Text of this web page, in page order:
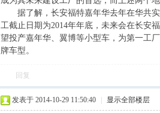
据了解，长安福特嘉年华去年在华共实
工截止日期为2014年年底，未来会在长安
望投产嘉年华、翼博等小型车，为第一工
牌车型。
回复
发表于 2014-10-29 11:50:40 显示全部楼层